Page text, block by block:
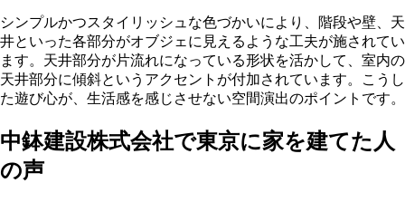
シンプルかつスタイリッシュな色づかいにより、階段や壁、天
井といった各部分がオブジェに見えるような工夫が施されてい
ます。天井部分が片流れになっている形状を活かして、室内の
天井部分に傾斜というアクセントが付加されています。こうし
た遊び心が、生活感を感じさせない空間演出のポイントです。
中鉢建設株式会社で東京に家を建てた人
の声